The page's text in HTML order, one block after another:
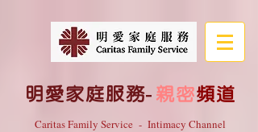
明愛家庭服務- 親密頻道
Caritas Family Service - Intimacy Channel